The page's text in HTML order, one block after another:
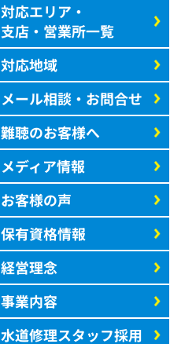
対応エリア・
支店・営業所一覧
対応地域
メール相談・お問合せ
難聴のお客様へ
メディア情報
お客様の声
保有資格情報
経営理念
事業内容
水道修理スタッフ採用